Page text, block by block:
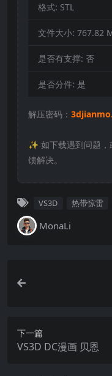
格式: STL
文件大小: 767.82
是否有支撑: 否
是否分件: 是
解压密码：
✨️ 如下载遇到问题，
馈解决。
VS3D 热带惊雷
MonaLi
下一篇
VS3D DC漫画 贝恩